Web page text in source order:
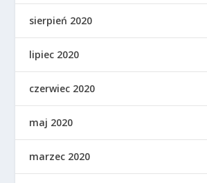
sierpień 2020
lipiec 2020
czerwiec 2020
maj 2020
marzec 2020